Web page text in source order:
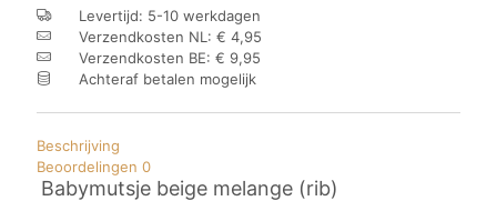
Levertijd: 5-10 werkdagen
Verzendkosten NL: € 4,95
Verzendkosten BE: € 9,95
Achteraf betalen mogelijk
Beschrijving
Beoordelingen 0
Babymutsje beige melange (rib)